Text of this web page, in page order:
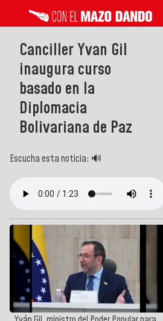
Canciller Yvan Gil
inaugura curso
basado en la
Diplomacia
Bolivariana de Paz
Escucha esta noticia: 🔊